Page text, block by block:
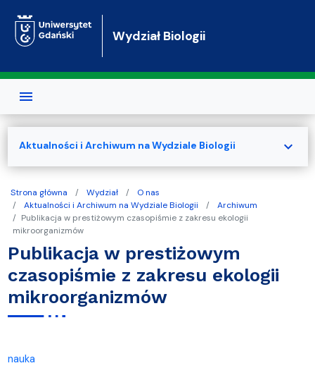
Wydział Biologii
Strona główna Wydział
O nas
Aktualności i Archiwum na Wydziale Biologii
Archiwum
Publikacja w prestiżowym czasopiśmie z zakresu ekologii
mikroorganizmów
Publikacja w prestiżowym
czasopiśmie z zakresu ekologii
mikroorganizmów
nauka
Aktualności i Archiwum na Wydziale Biologii expand_more